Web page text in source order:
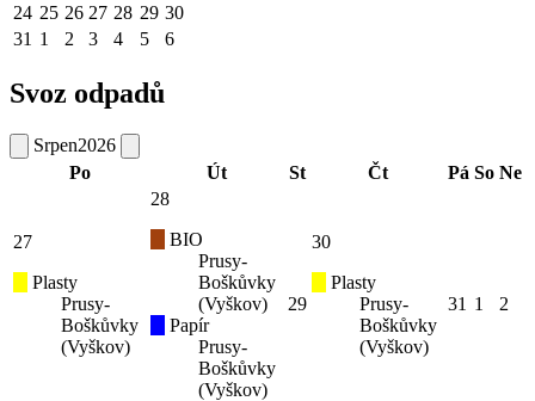
24 25 26 27 28 29 30
31 1 2 3 4 5 6
Svoz odpadů
Srpen2026
Po
Út St Čt Pá So Ne
27
Plasty
Prusy-
Boškůvky
(Vyškov)
28
BIO
Prusy-
Boškůvky
(Vyškov)
Papír
Prusy-
Boškůvky
(Vyškov)
29
30
Plasty
Prusy-
Boškůvky
(Vyškov)
31 1 2